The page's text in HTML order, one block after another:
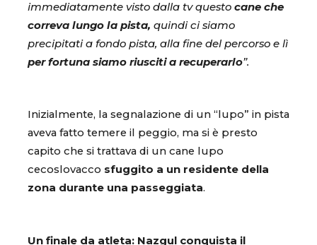
immediatamente visto dalla tv questo cane che
correva lungo la pista, quindi ci siamo
precipitati a fondo pista, alla fine del percorso e lì
per fortuna siamo riusciti a recuperarlo”.
Inizialmente, la segnalazione di un “lupo” in pista
aveva fatto temere il peggio, ma si è presto
capito che si trattava di un cane lupo
cecoslovacco sfuggito a un residente della
zona durante una passeggiata.
Un finale da atleta: Nazgul conquista il